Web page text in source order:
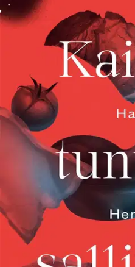
Ei saatavilla
Tuotekuvaus
Kaikki tunteet sallittuja esittelee
oman äänensä löytäneen ja sitä
2011 Kunnes oppii kävelemään -
helsinkiläinen Harri Hertell (synt.
lavarunokulttuurin pioneerina ja
Kirjoittajana Hertell pyrkii
sisällönkin osalta. Tämän
isyys ja lapsuus linkittyvät
Runoilija tunnistaa suvun
kipupisteitä, joita on mahdollista
puhumalla niistä ääneen.
epäkohtien havainnointia, iloa ja
sekä lapsiperhe-elämän
Hertellin erinomaisia arvioita
(Enostone, 2018) valittiin